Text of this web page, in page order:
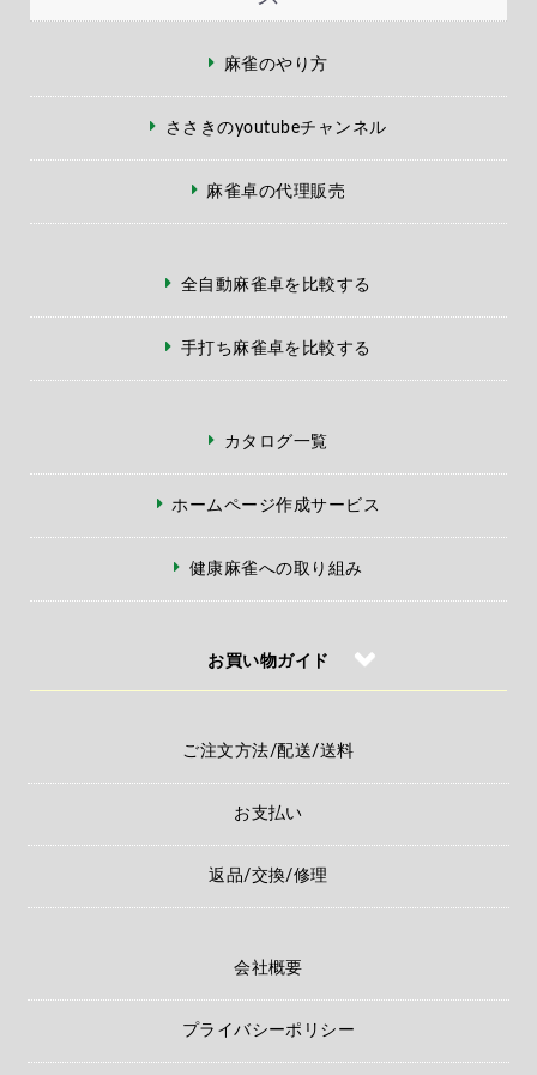
麻雀のやり方
ささきのyoutubeチャンネル
麻雀卓の代理販売
全自動麻雀卓を比較する
手打ち麻雀卓を比較する
カタログ一覧
ホームページ作成サービス
健康麻雀への取り組み
お買い物ガイド
ご注文方法/配送/送料
お支払い
返品/交換/修理
会社概要
プライバシーポリシー